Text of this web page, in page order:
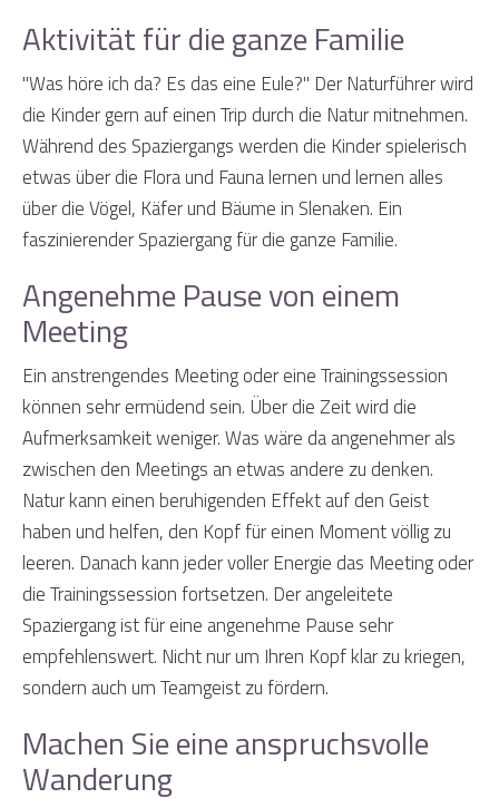
Aktivität für die ganze Familie
"Was höre ich da? Es das eine Eule?" Der Naturführer wird
die Kinder gern auf einen Trip durch die Natur mitnehmen.
Während des Spaziergangs werden die Kinder spielerisch
etwas über die Flora und Fauna lernen und lernen alles
über die Vögel, Käfer und Bäume in Slenaken. Ein
faszinierender Spaziergang für die ganze Familie.
Angenehme Pause von einem
Meeting
Ein anstrengendes Meeting oder eine Trainingssession
können sehr ermüdend sein. Über die Zeit wird die
Aufmerksamkeit weniger. Was wäre da angenehmer als
zwischen den Meetings an etwas andere zu denken.
Natur kann einen beruhigenden Effekt auf den Geist
haben und helfen, den Kopf für einen Moment völlig zu
leeren. Danach kann jeder voller Energie das Meeting oder
die Trainingssession fortsetzen. Der angeleitete
Spaziergang ist für eine angenehme Pause sehr
empfehlenswert. Nicht nur um Ihren Kopf klar zu kriegen,
sondern auch um Teamgeist zu fördern.
Machen Sie eine anspruchsvolle
Wanderung